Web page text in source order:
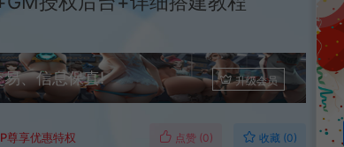
、信息保真! 升级会员
尊享优惠特权 点赞 (0) 收藏 (0)